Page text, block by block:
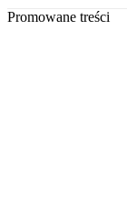
Promowane treści